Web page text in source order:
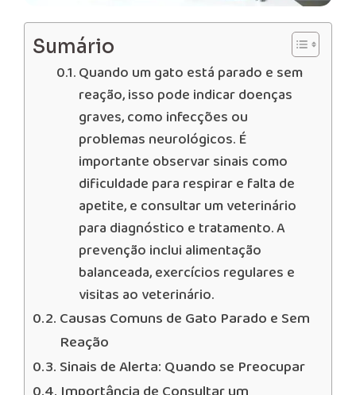
Sumário
Quando um gato está parado e sem
reação, isso pode indicar doenças
graves, como infecções ou
problemas neurológicos. É
importante observar sinais como
dificuldade para respirar e falta de
apetite, e consultar um veterinário
para diagnóstico e tratamento. A
prevenção inclui alimentação
balanceada, exercícios regulares e
visitas ao veterinário.
Causas Comuns de Gato Parado e Sem
Reação
Sinais de Alerta: Quando se Preocupar